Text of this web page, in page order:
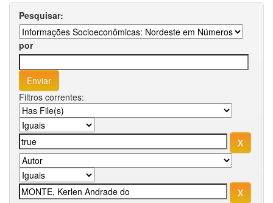
Pesquisar:
por
Filtros correntes: